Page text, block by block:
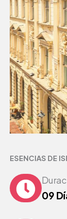
ESENCIAS DE
09